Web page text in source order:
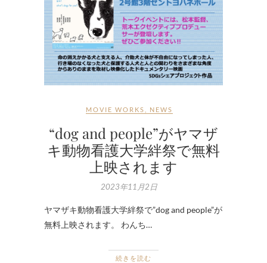
MOVIE WORKS NEWS
“dog and people”がヤマザ
キ動物看護大学絆祭で無料
上映されます
2023年11月2日
ヤマザキ動物看護大学絆祭で”dog and people”が
無料上映されます。 わんち…
続きを読む